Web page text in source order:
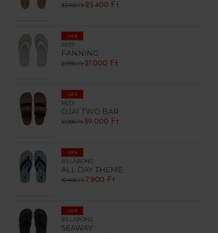
33.990 Ft25.400 Ft
-25%
REEF
FANNING
27.990 Ft21.000 Ft
-25%
REEF
OJAI TWO BAR
51.990 Ft39.000 Ft
-25%
BILLABONG
ALL DAY THEME
10.490 Ft7.900 Ft
-25%
BILLABONG
SEAWAY